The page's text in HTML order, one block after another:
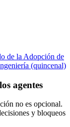
de la Adopción de
(quincenal)
agentes
no es opcional.
y bloqueos